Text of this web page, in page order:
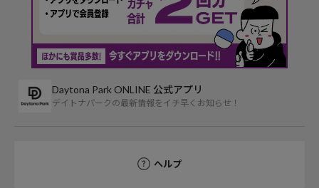
Daytona Park ONLINE 公式アプリ
デイトナパークの最新情報をイチ早くお知らせ！
ヘルプ